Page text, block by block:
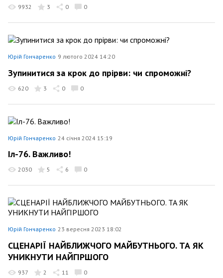
9932 3 0 0
Юрій Гончаренко 9 лютого 2024 14:20
Зупинитися за крок до прірви: чи спроможні?
620 3 0 0
Юрій Гончаренко 24 січня 2024 15:19
Іл-76. Важливо!
2030 5 6 0
Юрій Гончаренко 23 вересня 2023 18:02
СЦЕНАРІЇ НАЙБЛИЖЧОГО МАЙБУТНЬОГО. ТА ЯК
УНИКНУТИ НАЙГІРШОГО
937 2 11 0